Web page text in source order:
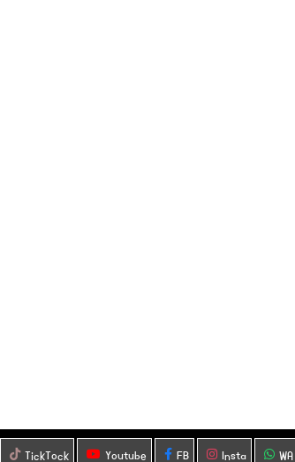
TickTock Youtube FB Insta WA